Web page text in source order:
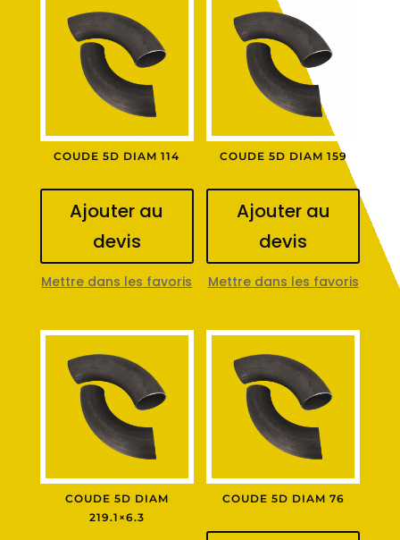
COUDE 5D DIAM 114
Ajouter au
devis
Mettre dans les favoris
COUDE 5D DIAM 159
Ajouter au
devis
Mettre dans les favoris
COUDE 5D DIAM
219.1×6.3
COUDE 5D DIAM 76